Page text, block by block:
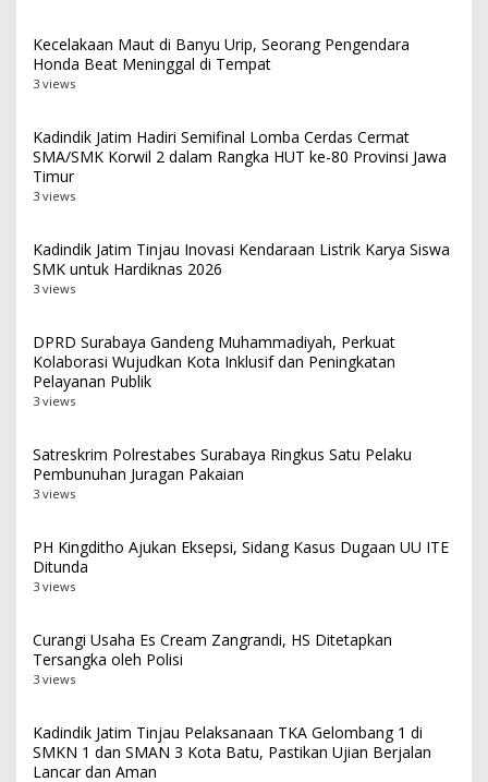
Kecelakaan Maut di Banyu Urip, Seorang Pengendara
Honda Beat Meninggal di Tempat
3 views
Kadindik Jatim Hadiri Semifinal Lomba Cerdas Cermat
SMA/SMK Korwil 2 dalam Rangka HUT ke-80 Provinsi Jawa
Timur
3 views
Kadindik Jatim Tinjau Inovasi Kendaraan Listrik Karya Siswa
SMK untuk Hardiknas 2026
3 views
DPRD Surabaya Gandeng Muhammadiyah, Perkuat
Kolaborasi Wujudkan Kota Inklusif dan Peningkatan
Pelayanan Publik
3 views
Satreskrim Polrestabes Surabaya Ringkus Satu Pelaku
Pembunuhan Juragan Pakaian
3 views
PH Kingditho Ajukan Eksepsi, Sidang Kasus Dugaan UU ITE
Ditunda
3 views
Curangi Usaha Es Cream Zangrandi, HS Ditetapkan
Tersangka oleh Polisi
3 views
Kadindik Jatim Tinjau Pelaksanaan TKA Gelombang 1 di
SMKN 1 dan SMAN 3 Kota Batu, Pastikan Ujian Berjalan
Lancar dan Aman